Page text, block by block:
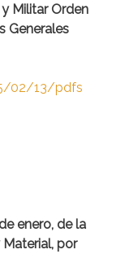
Militar Orden
Generales
02/13/pdfs
enero, de la
por